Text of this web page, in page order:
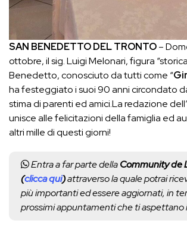
SAN BENEDETTO DEL TRONTO–
ottobre, il sig. Luigi Melonari, figura
Benedetto, conosciuto da tutti come “
ha festeggiato i suoi 90 anni circondato
stima di parenti ed amici.La redazione
unisce alle felicitazioni della famiglia ed
altri mille di questi giorni!
Entra a far parte dellaCommunity de
(clicca qui)attraverso la quale potrai
più importanti ed essere aggiornati, in
prossimi appuntamenti che ti aspettano